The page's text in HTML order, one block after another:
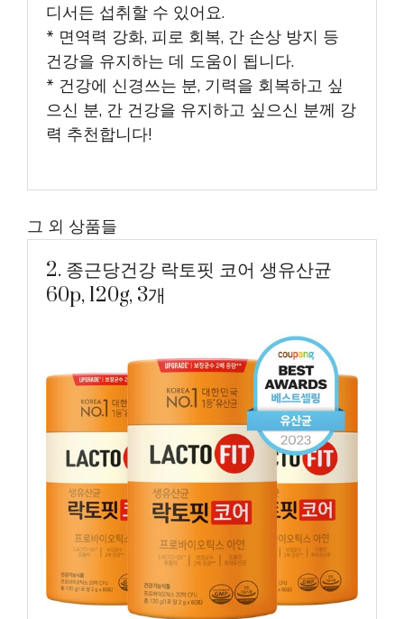
디서든 섭취할 수 있어요.
* 면역력 강화, 피로 회복, 간 손상 방지 등
건강을 유지하는 데 도움이 됩니다.
* 건강에 신경쓰는 분, 기력을 회복하고 싶
으신 분, 간 건강을 유지하고 싶으신 분께 강
력 추천합니다!
그 외 상품들
2. 종근당건강 락토핏 코어 생유산균
60p, 120g, 3개